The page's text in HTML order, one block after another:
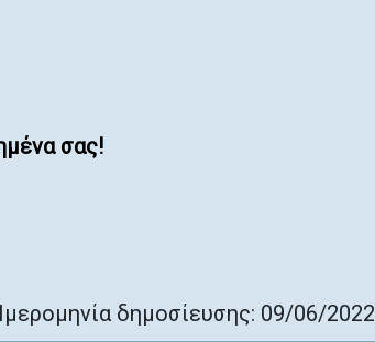
σας!
δημοσίευσης: 09/06/2022